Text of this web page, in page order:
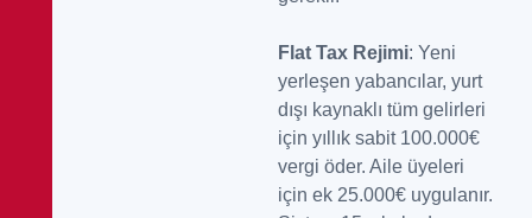
Flat Tax Rejimi: Yeni
yerleşen yabancılar, yurt
dışı kaynaklı tüm gelirleri
için yıllık sabit 100.000€
vergi öder. Aile üyeleri
için ek 25.000€ uygulanır.